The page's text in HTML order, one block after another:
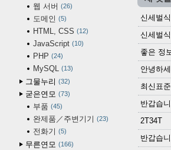
웹 서버 26
도메인 5
HTML, CSS 12
JavaScript 10
PHP 24
MySQL 13
그물누리 32
굳은연모 73
부품 45
완제품／주변기기 23
전화기 5
무른연모 166
2T34T